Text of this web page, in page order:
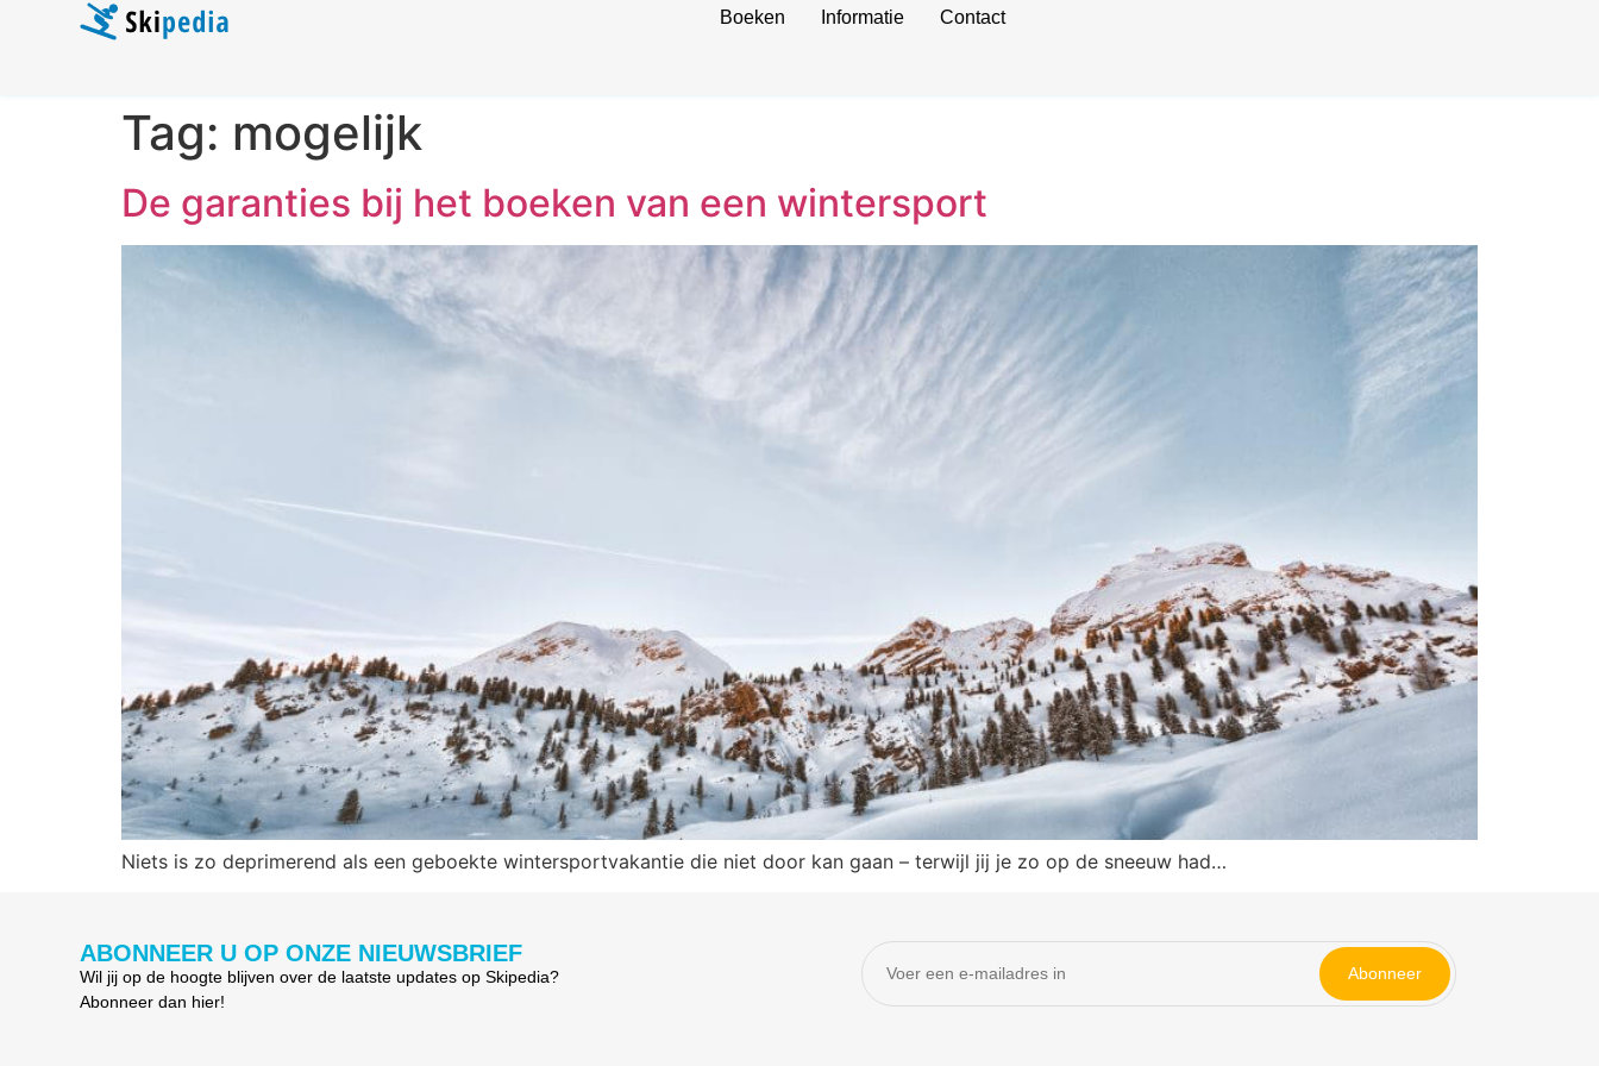
Boeken Informatie Contact
Tag: mogelijk
De garanties bij het boeken van een wintersport
Niets is zo deprimerend als een geboekte wintersportvakantie die niet door kan gaan – terwijl jij je zo op de sneeuw had…
ABONNEER U OP ONZE NIEUWSBRIEF
Wil jij op de hoogte blijven over de laatste updates op Skipedia?
Abonneer dan hier!
Abonneer